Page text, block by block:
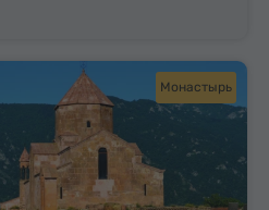
Монастырь